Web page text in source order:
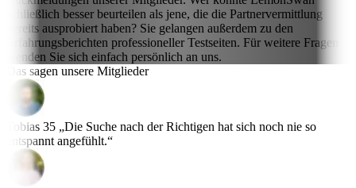
schließlich besser beurteilen als jene, die die Partnervermittlung
bereits ausprobiert haben? Sie gelangen außerdem zu den
Erfahrungsberichten professioneller Testseiten. Für weitere Fragen
wenden Sie sich einfach persönlich an uns.
Das sagen unsere Mitglieder
Tobias 35 „Die Suche nach der Richtigen hat sich noch nie so
entspannt angefühlt.“